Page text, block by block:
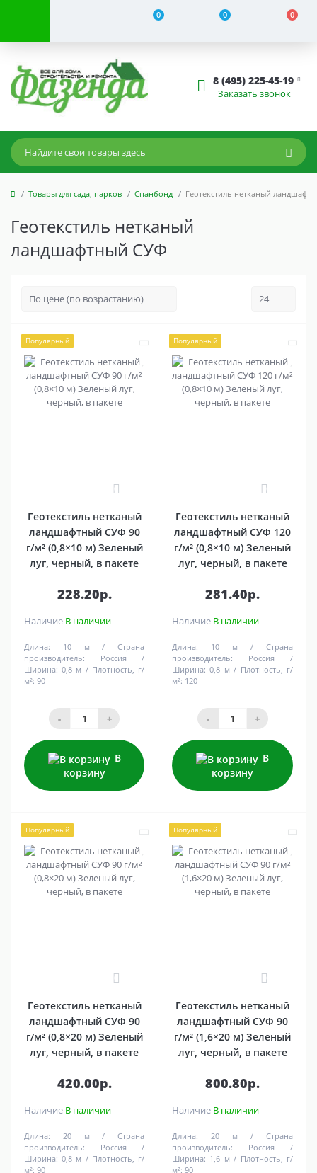
0 0 0
8 (495) 225-45-19
Заказать звонок
Товары для сада, парков Спанбонд Геотекстиль нетканый
Геотекстиль нетканый
ландшафтный СУФ
Популярный
Геотекстиль нетканый
ландшафтный СУФ 90
г/м² (0,8×10 м) Зеленый
луг, черный, в пакете
228.20р.
Наличие В наличии
Длина: 10 м
Страна
производитель:
Россия
Ширина: 0,8 м
Плотность, г/
м²: 90
- +
В
корзину
Популярный
Геотекстиль нетканый
ландшафтный СУФ 120
г/м² (0,8×10 м) Зеленый
луг, черный, в пакете
281.40р.
Наличие В наличии
Длина: 10 м
Страна
производитель:
Россия
Ширина: 0,8 м
Плотность, г/
м²: 120
- +
В
корзину
Популярный
Геотекстиль нетканый
ландшафтный СУФ 90
г/м² (0,8×20 м) Зеленый
луг, черный, в пакете
420.00р.
Наличие В наличии
Длина: 20 м
Страна
производитель:
Россия
Ширина: 0,8 м
Плотность, г/
м²: 90
Популярный
Геотекстиль нетканый
ландшафтный СУФ 90
г/м² (1,6×20 м) Зеленый
луг, черный, в пакете
800.80р.
Наличие В наличии
Длина: 20 м
Страна
производитель:
Россия
Ширина: 1,6 м
Плотность, г/
м²: 90